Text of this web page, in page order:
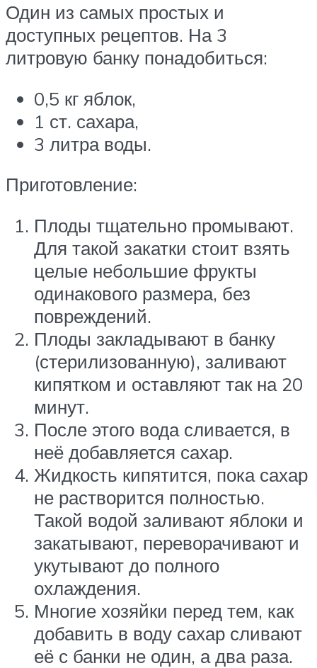
Один из самых простых и
доступных рецептов. На 3
литровую банку понадобиться:
0,5 кг яблок,
1 ст. сахара,
3 литра воды.
Приготовление:
Плоды тщательно промывают.
Для такой закатки стоит взять
целые небольшие фрукты
одинакового размера, без
повреждений.
Плоды закладывают в банку
(стерилизованную), заливают
кипятком и оставляют так на 20
минут.
После этого вода сливается, в
неё добавляется сахар.
Жидкость кипятится, пока сахар
не растворится полностью.
Такой водой заливают яблоки и
закатывают, переворачивают и
укутывают до полного
охлаждения.
Многие хозяйки перед тем, как
добавить в воду сахар сливают
её с банки не один, а два раза.